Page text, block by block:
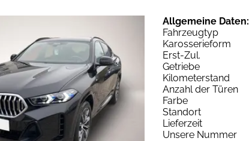
Allgemeine Daten:
Fahrzeugtyp
Karosserieform
Erst-Zul.
Getriebe
Kilometerstand
Anzahl der Türen
Farbe
Standort
Lieferzeit
Unsere Nummer